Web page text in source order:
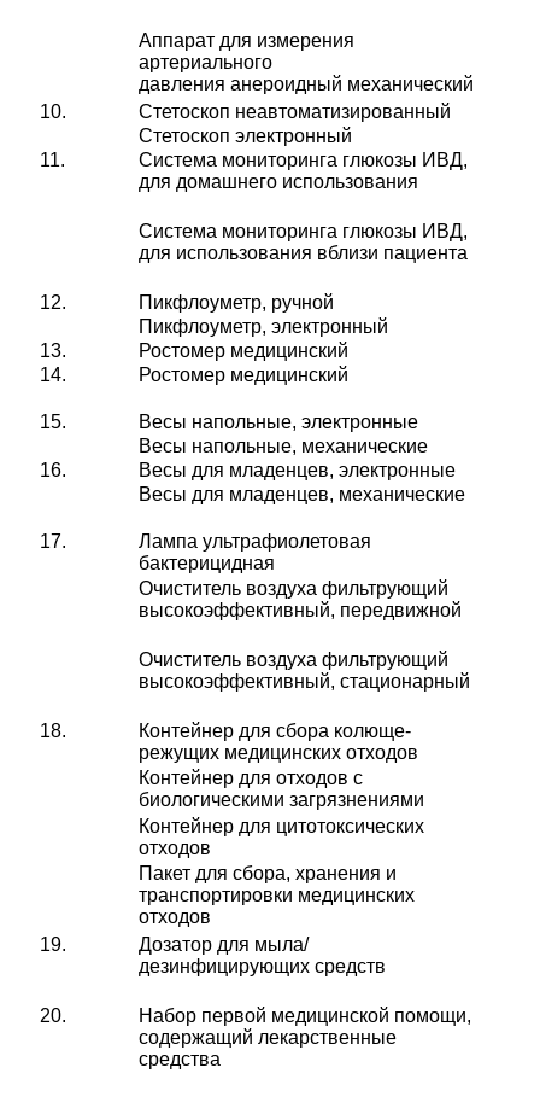
Аппарат для измерения
артериального
давления анероидный механический
10.
Стетоскоп неавтоматизированный
Стетоскоп электронный
11.
Система мониторинга глюкозы ИВД,
для домашнего использования
Система мониторинга глюкозы ИВД,
для использования вблизи пациента
12.
Пикфлоуметр, ручной
Пикфлоуметр, электронный
13.
Ростомер медицинский
14.
Ростомер медицинский
15.
Весы напольные, электронные
Весы напольные, механические
16.
Весы для младенцев, электронные
Весы для младенцев, механические
17.
Лампа ультрафиолетовая
бактерицидная
Очиститель воздуха фильтрующий
высокоэффективный, передвижной
Очиститель воздуха фильтрующий
высокоэффективный, стационарный
18.
Контейнер для сбора колюще-
режущих медицинских отходов
Контейнер для отходов с
биологическими загрязнениями
Контейнер для цитотоксических
отходов
Пакет для сбора, хранения и
транспортировки медицинских
отходов
19.
Дозатор для мыла/
дезинфицирующих средств
20.
Набор первой медицинской помощи,
содержащий лекарственные
средства